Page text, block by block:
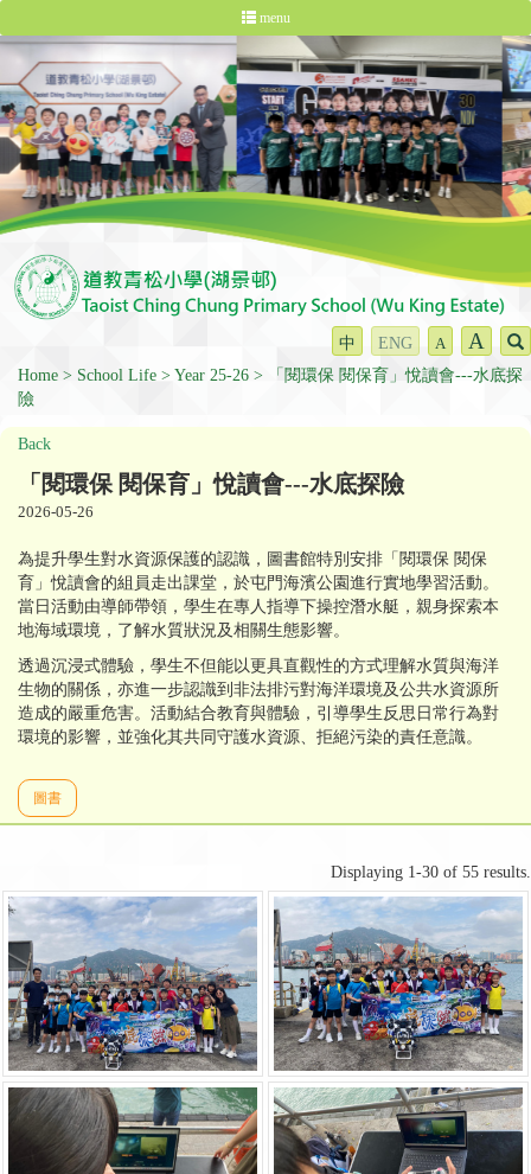
menu
中 ENG A A
Home School Life Year 25-26
「閱環保 閱保育」悅讀會---水底探
險
Back
「閱環保 閱保育」悅讀會---水底探險
2026-05-26
為提升學生對水資源保護的認識，圖書館特別安排「閱環保 閱保
育」悅讀會的組員走出課堂，於屯門海濱公園進行實地學習活動。
當日活動由導師帶領，學生在專人指導下操控潛水艇，親身探索本
地海域環境，了解水質狀況及相關生態影響。
透過沉浸式體驗，學生不但能以更具直觀性的方式理解水質與海洋
生物的關係，亦進一步認識到非法排污對海洋環境及公共水資源所
造成的嚴重危害。活動結合教育與體驗，引導學生反思日常行為對
環境的影響，並強化其共同守護水資源、拒絕污染的責任意識。
圖書
Displaying 1-30 of 55 results.